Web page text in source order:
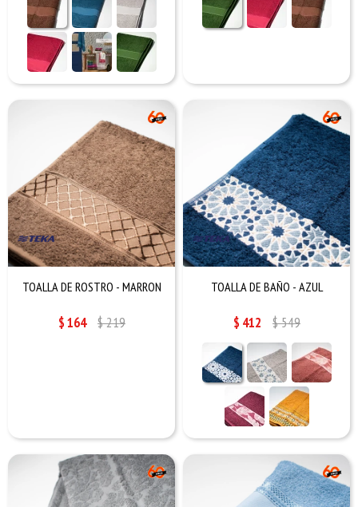
TOALLA DE ROSTRO - MARRON
$164 $219
TOALLA DE BAÑO - AZUL
$ 412 $549